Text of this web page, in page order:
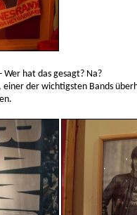
hat das gesagt? Na?
, einer der wichtigsten Bands